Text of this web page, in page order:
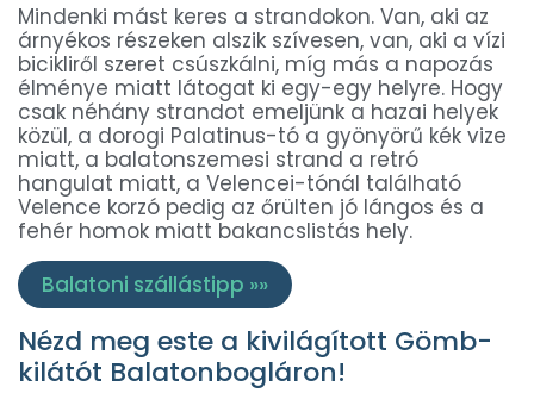
Mindenki mást keres a strandokon. Van, aki az
árnyékos részeken alszik szívesen, van, aki a vízi
bicikliről szeret csúszkálni, míg más a napozás
élménye miatt látogat ki egy-egy helyre. Hogy
csak néhány strandot emeljünk a hazai helyek
közül, a dorogi Palatinus-tó a gyönyörű kék vize
miatt, a balatonszemesi strand a retró
hangulat miatt, a Velencei-tónál található
Velence korzó pedig az őrülten jó lángos és a
fehér homok miatt bakancslistás hely.
Balatoni szállástipp »»
Nézd meg este a kivilágított Gömb-
kilátót Balatonbogláron!